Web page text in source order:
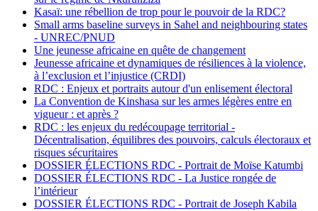
Kasaï: une rébellion de trop pour le pouvoir de la RDC?
Small arms baseline surveys in Sahel and neighbouring states
- UNREC/PNUD
Une jeunesse africaine en quête de changement
Jeunesse africaine et dynamiques de résiliences à la violence,
à l’exclusion et l’injustice (CRDI)
RDC : Enjeux et portraits autour d'un enlisement électoral
La Convention de Kinshasa sur les armes légères entre en
vigueur : et après ?
RDC : les enjeux du redécoupage territorial -
Décentralisation, équilibres des pouvoirs, calculs électoraux et
risques sécuritaires
DOSSIER ÉLECTIONS RDC - Portrait de Moïse Katumbi
DOSSIER ÉLECTIONS RDC - La Justice rongée de
l’intérieur
DOSSIER ÉLECTIONS RDC - Portrait de Joseph Kabila